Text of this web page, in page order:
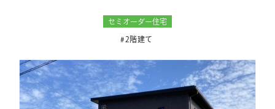
セミオーダー住宅
2階建て